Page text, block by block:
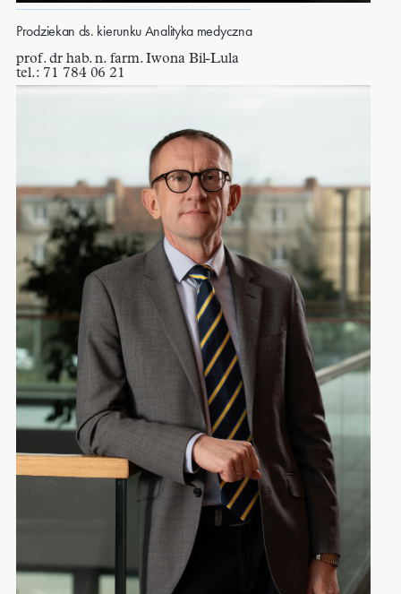
Prodziekan ds. kierunku Analityka medyczna
prof. dr hab. n. farm. Iwona Bil-Lula
tel.: 71 784 06 21